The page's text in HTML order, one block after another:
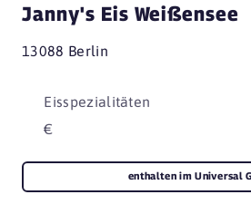
Janny's Eis Weißensee
13088 Berlin
Eisspezialitäten
€
enthalten im Universal